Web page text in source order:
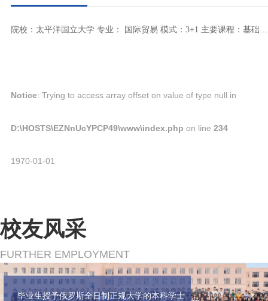
院校：太平洋国立大学 专业： 国际贸易 模式：3+1 主要课程：基础俄语、俄语视听、经贸俄语、口语强化、俄罗斯国情、哲学、统计学、经济理论，金融学、市场营销、物流基础等。
Notice: Trying to access array offset on value of type null in
D:\HOSTS\EZNnUcYPCP49\www\index.php on line 234
1970-01-01
校友风采
FURTHER EMPLOYMENT
毕业生授予俄罗斯全日制正规大学的本科学士